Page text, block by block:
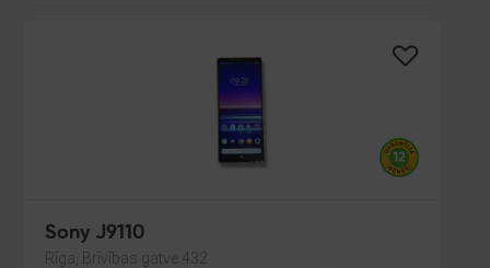
Sony J9110
Rīga, Brīvības gatve 432